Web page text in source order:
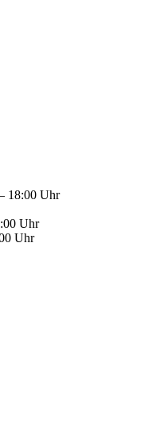
18:00 Uhr
Uhr
Uhr